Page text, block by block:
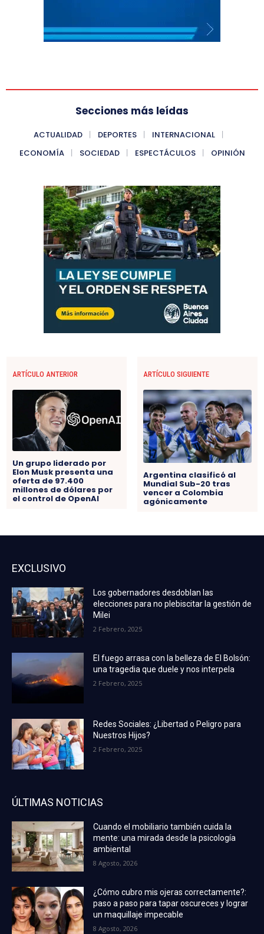
Secciones más leídas
ACTUALIDAD DEPORTES
INTERNACIONAL
ECONOMÍA
SOCIEDAD ESPECTÁCULOS OPINIÓN
ARTÍCULO ANTERIOR
Un grupo liderado por
Elon Musk presenta una
oferta de 97.400
millones de dólares por
el control de OpenAI
ARTÍCULO SIGUIENTE
Argentina clasificó al
Mundial Sub-20 tras
vencer a Colombia
agónicamente
EXCLUSIVO
Los gobernadores desdoblan las
elecciones para no plebiscitar la gestión de
Milei
2 Febrero, 2025
El fuego arrasa con la belleza de El Bolsón:
una tragedia que duele y nos interpela
2 Febrero, 2025
Redes Sociales: ¿Libertad o Peligro para
Nuestros Hijos?
2 Febrero, 2025
ÚLTIMAS NOTICIAS
Cuando el mobiliario también cuida la
mente: una mirada desde la psicología
ambiental
8 Agosto, 2026
¿Cómo cubro mis ojeras correctamente?:
paso a paso para tapar oscureces y lograr
un maquillaje impecable
8 Agosto, 2026